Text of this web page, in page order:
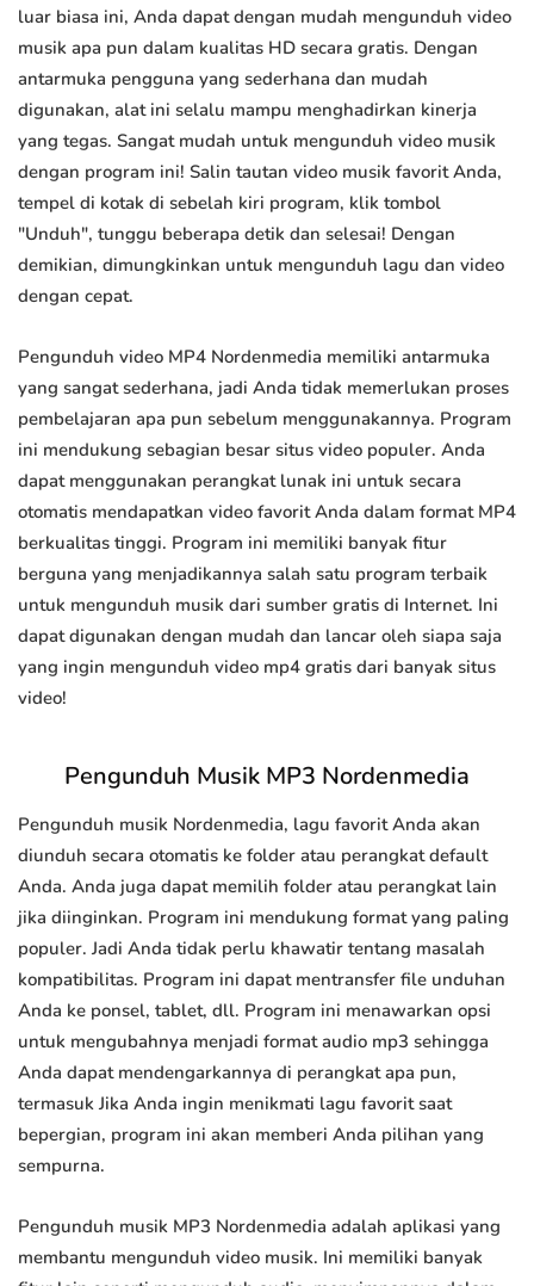
luar biasa ini, Anda dapat dengan mudah mengunduh video
musik apa pun dalam kualitas HD secara gratis. Dengan
antarmuka pengguna yang sederhana dan mudah
digunakan, alat ini selalu mampu menghadirkan kinerja
yang tegas. Sangat mudah untuk mengunduh video musik
dengan program ini! Salin tautan video musik favorit Anda,
tempel di kotak di sebelah kiri program, klik tombol
"Unduh", tunggu beberapa detik dan selesai! Dengan
demikian, dimungkinkan untuk mengunduh lagu dan video
dengan cepat.
Pengunduh video MP4 Nordenmedia memiliki antarmuka
yang sangat sederhana, jadi Anda tidak memerlukan proses
pembelajaran apa pun sebelum menggunakannya. Program
ini mendukung sebagian besar situs video populer. Anda
dapat menggunakan perangkat lunak ini untuk secara
otomatis mendapatkan video favorit Anda dalam format MP4
berkualitas tinggi. Program ini memiliki banyak fitur
berguna yang menjadikannya salah satu program terbaik
untuk mengunduh musik dari sumber gratis di Internet. Ini
dapat digunakan dengan mudah dan lancar oleh siapa saja
yang ingin mengunduh video mp4 gratis dari banyak situs
video!
Pengunduh Musik MP3 Nordenmedia
Pengunduh musik Nordenmedia, lagu favorit Anda akan
diunduh secara otomatis ke folder atau perangkat default
Anda. Anda juga dapat memilih folder atau perangkat lain
jika diinginkan. Program ini mendukung format yang paling
populer. Jadi Anda tidak perlu khawatir tentang masalah
kompatibilitas. Program ini dapat mentransfer file unduhan
Anda ke ponsel, tablet, dll. Program ini menawarkan opsi
untuk mengubahnya menjadi format audio mp3 sehingga
Anda dapat mendengarkannya di perangkat apa pun,
termasuk Jika Anda ingin menikmati lagu favorit saat
bepergian, program ini akan memberi Anda pilihan yang
sempurna.
Pengunduh musik MP3 Nordenmedia adalah aplikasi yang
membantu mengunduh video musik. Ini memiliki banyak